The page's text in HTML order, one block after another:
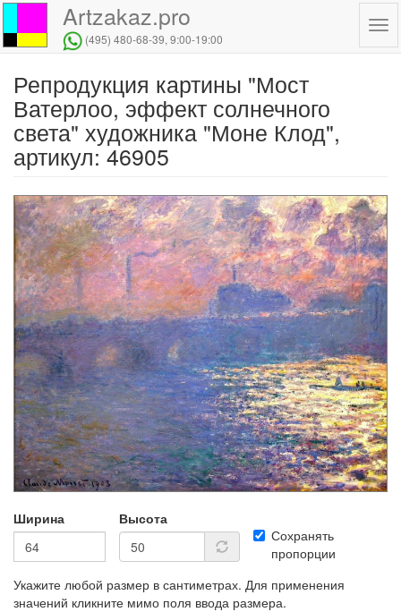
Перейти
основному
содержанию
Artzakaz.pro
(495) 480-68-39, 9:00-19:00
Репродукция картины "Мост
Ватерлоо, эффект солнечного
света" художника "Моне Клод",
артикул: 46905
Ширина
Высота
Сохранять
пропорции
Укажите любой размер в сантиметрах. Для применения
значений кликните мимо поля ввода размера.